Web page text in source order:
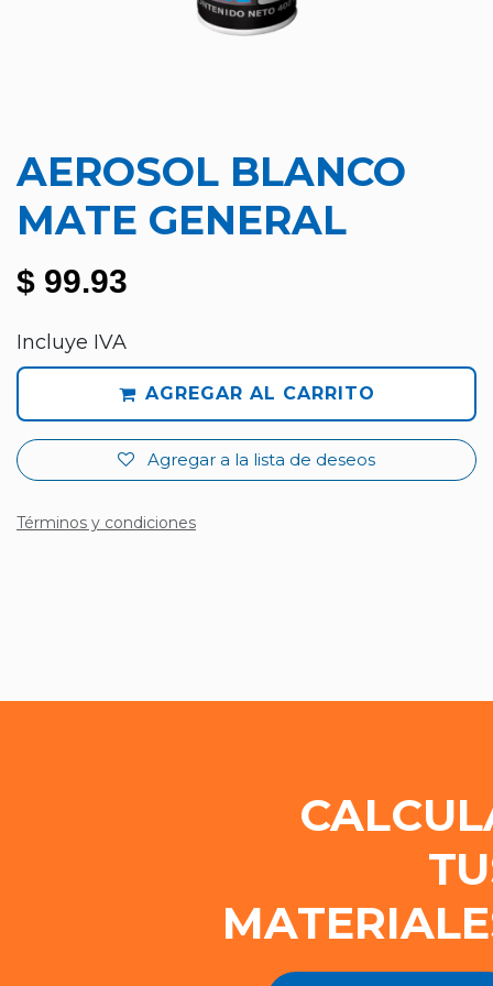
AEROSOL BLANCO
MATE GENERAL
$ 99.93
Incluye IVA
AGREGAR AL CARRITO
Agregar a la lista de deseos
Términos y condiciones